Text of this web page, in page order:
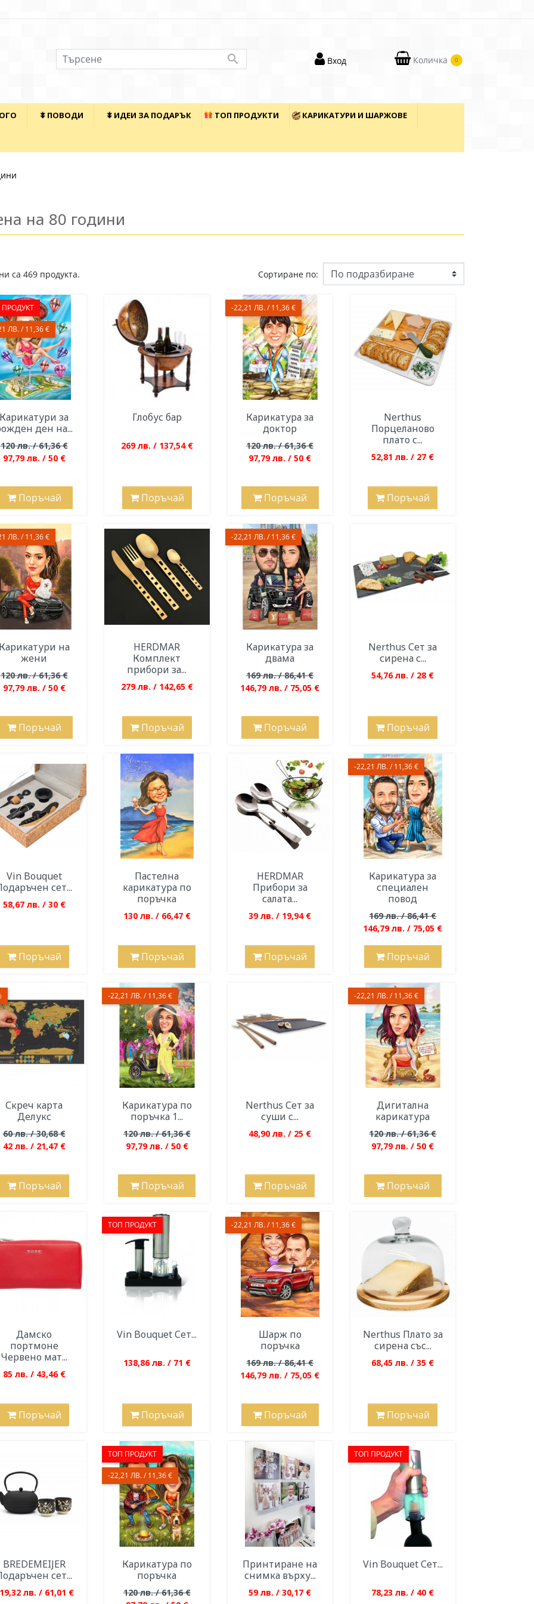
 Вход Количка 0
⯯ ПОВОДИ ⯯ ИДЕИ ЗА ПОДАРЪК ТОП ПРОДУКТИ КАРИКАТУРИ И ШАРЖОВЕ
на 80 години
са 469 продукта. Сортиране по:
Карикатури за
ден на...
120 лв. / 61,36 €
97,79 лв. / 50 €
ЛВ. / 11,36 €
Поръчай
Глобус бар
269 лв. / 137,54 €
Поръчай
Карикатура за
доктор
120 лв. / 61,36 €
97,79 лв. / 50 €
-22,21 ЛВ. / 11,36 €
Поръчай
Nerthus
Порцеланово
плато с...
52,81 лв. / 27 €
Поръчай
на
жени
120 лв. / 61,36 €
97,79 лв. / 50 €
ЛВ. / 11,36 €
Поръчай
HERDMAR
Комплект
прибори за...
279 лв. / 142,65 €
Поръчай
Карикатура за
двама
169 лв. / 86,41 €
146,79 лв. / 75,05 €
-22,21 ЛВ. / 11,36 €
Поръчай
Nerthus Сет за
сирена с...
54,76 лв. / 28 €
Поръчай
Vin Bouquet
сет...
58,67 лв. / 30 €
Поръчай
Пастелна
карикатура по
поръчка
130 лв. / 66,47 €
Поръчай
HERDMAR
Прибори за
салата...
39 лв. / 19,94 €
Поръчай
Карикатура за
специален
повод
169 лв. / 86,41 €
146,79 лв. / 75,05 €
-22,21 ЛВ. / 11,36 €
Поръчай
Скреч карта
Делукс
60 лв. / 30,68 €
42 лв. / 21,47 €
Поръчай
Карикатура по
поръчка 1...
120 лв. / 61,36 €
97,79 лв. / 50 €
-22,21 ЛВ. / 11,36 €
Поръчай
Nerthus Сет за
суши с...
48,90 лв. / 25 €
Поръчай
Дигитална
карикатура
120 лв. / 61,36 €
97,79 лв. / 50 €
-22,21 ЛВ. / 11,36 €
Поръчай
Дамско
портмоне
Червено мат...
85 лв. / 43,46 €
Поръчай
Vin Bouquet Сет...
138,86 лв. / 71 €
ТОП ПРОДУКТ
Поръчай
Шарж по
поръчка
169 лв. / 86,41 €
146,79 лв. / 75,05 €
-22,21 ЛВ. / 11,36 €
Поръчай
Nerthus Плато за
сирена със...
68,45 лв. / 35 €
Поръчай
BREDEMEIJER
сет...
лв. / 61,01 €
Карикатура по
поръчка
120 лв. / 61,36 €
ТОП ПРОДУКТ
-22,21 ЛВ. / 11,36 €
Принтиране на
снимка върху...
59 лв. / 30,17 €
Vin Bouquet Сет...
78,23 лв. / 40 €
ТОП ПРОДУКТ